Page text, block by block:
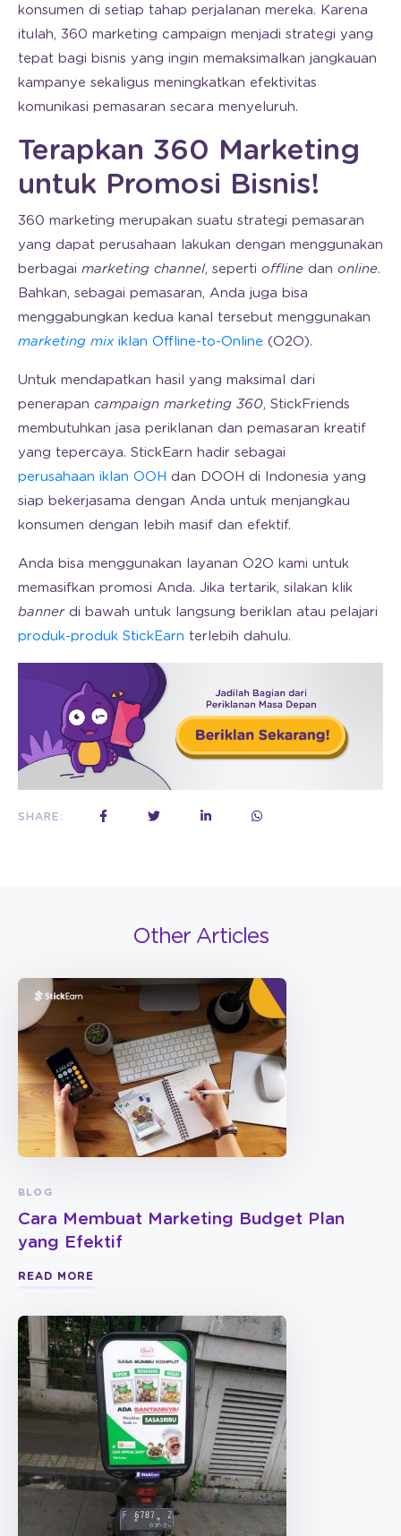
konsumen di setiap tahap perjalanan mereka. Karena
itulah, 360 marketing campaign menjadi strategi yang
tepat bagi bisnis yang ingin memaksimalkan jangkauan
kampanye sekaligus meningkatkan efektivitas
komunikasi pemasaran secara menyeluruh.
Terapkan 360 Marketing
untuk Promosi Bisnis!
360 marketing merupakan suatu strategi pemasaran
yang dapat perusahaan lakukan dengan menggunakan
berbagai marketing channel, seperti offline dan online.
Bahkan, sebagai pemasaran, Anda juga bisa
menggabungkan kedua kanal tersebut menggunakan
marketing mixiklan Offline-to-Online (O2O).
Untuk mendapatkan hasil yang maksimal dari
penerapan campaign marketing 360, StickFriends
membutuhkan jasa periklanan dan pemasaran kreatif
yang tepercaya. StickEarn hadir sebagai
perusahaan iklan OOH dan DOOH di Indonesia yang
siap bekerjasama dengan Anda untuk menjangkau
konsumen dengan lebih masif dan efektif.
Anda bisa menggunakan layanan O2O kami untuk
memasifkan promosi Anda. Jika tertarik, silakan klik
bannerdi bawah untuk langsung beriklan atau pelajari
produk-produk StickEarn terlebih dahulu.
SHARE:
Other Articles
BLOG
Cara Membuat Marketing Budget Plan
yang Efektif
READ MORE